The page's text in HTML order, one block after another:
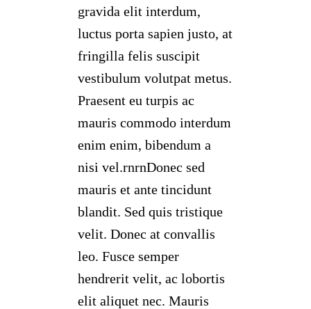
gravida elit interdum,
luctus porta sapien justo, at
fringilla felis suscipit
vestibulum volutpat metus.
Praesent eu turpis ac
mauris commodo interdum
enim enim, bibendum a
nisi vel.rnrnDonec sed
mauris et ante tincidunt
blandit. Sed quis tristique
velit. Donec at convallis
leo. Fusce semper
hendrerit velit, ac lobortis
elit aliquet nec. Mauris